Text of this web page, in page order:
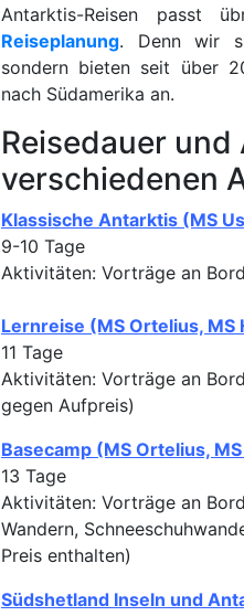
Antarktis-Reisen passt
Reiseplanung. Denn wir
sondern bieten seit über
nach Südamerika an.
Reisedauer
verschiedenen
Klassische Antarktis (MS
9-10 Tage
Aktivitäten: Vorträge an
Lernreise (MS Ortelius, MS
11 Tage
Aktivitäten: Vorträge an
gegen Aufpreis)
Basecamp (MS Ortelius,
13 Tage
Aktivitäten: Vorträge an
Wandern,
Preis enthalten)
Südshetland Inseln und